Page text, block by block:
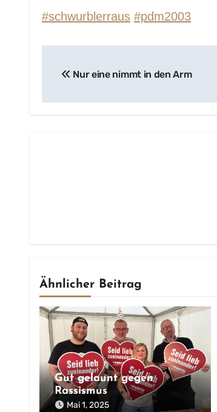
#schwurblerraus #pdm2003
Nur eine nimmt in den Arm
Ähnlicher Beitrag
Gut gelaunt gegen
Rassismus
Mai 1, 2025